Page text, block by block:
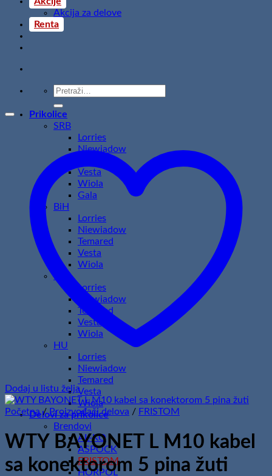
Akcija za delove
Renta
Pretraži:
Prikolice
SRB
Lorries
Niewiadow
Vesta
Wiola
Gala
BiH
Lorries
Niewiadow
Temared
Vesta
Wiola
HR
Lorries
Niewiadow
Temared
Vesta
Wiola
HU
Lorries
Niewiadow
Temared
Vesta
Wiola
Delovi za prikolice
Brendovi
AL-KO
ASPOCK
FRISTOM
HORPOL
Dodaj u listu želja
Početna / Proizvođači delova / FRISTOM
WTY BAYONET L M10 kabel
sa konektorom 5 pina žuti